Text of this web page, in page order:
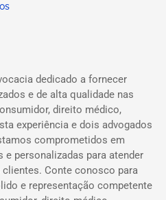
dedicado a fornecer
e de alta qualidade nas
direito médico,
experiência e dois advogados
comprometidos em
personalizadas para atender
Conte conosco para
e representação competente